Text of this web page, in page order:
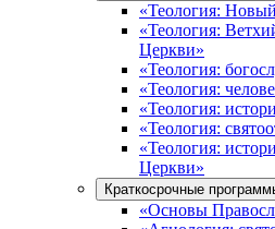
«Теология:
«Теология:
Церкви»
«Теология:
«Теология:
«Теология:
«Теология:
«Теология:
Церкви»
Краткосрочные
«Основы